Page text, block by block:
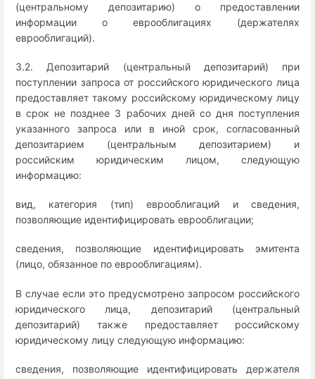
(центральному депозитарию) о предоставлении
информации о еврооблигациях (держателях
еврооблигаций).
3.2. Депозитарий (центральный депозитарий) при
поступлении запроса от российского юридического лица
предоставляет такому российскому юридическому лицу
в срок не позднее 3 рабочих дней со дня поступления
указанного запроса или в иной срок, согласованный
депозитарием (центральным депозитарием) и
российским юридическим лицом, следующую
информацию:
вид, категория (тип) еврооблигаций и сведения,
позволяющие идентифицировать еврооблигации;
сведения, позволяющие идентифицировать эмитента
(лицо, обязанное по еврооблигациям).
В случае если это предусмотрено запросом российского
юридического лица, депозитарий (центральный
депозитарий) также предоставляет российскому
юридическому лицу следующую информацию:
сведения, позволяющие идентифицировать держателя